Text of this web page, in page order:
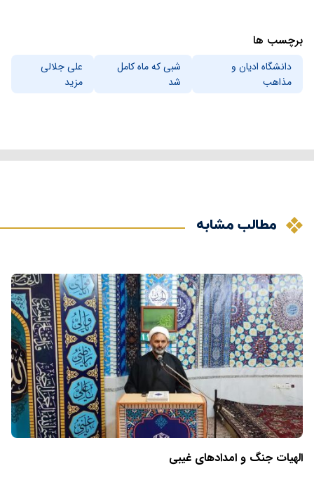
برچسب ها
دانشگاه ادیان و
مذاهب
شبی که ماه کامل
شد
علی جلالی
مزید
مطالب مشابه
الهیات جنگ و امدادهای غیبی